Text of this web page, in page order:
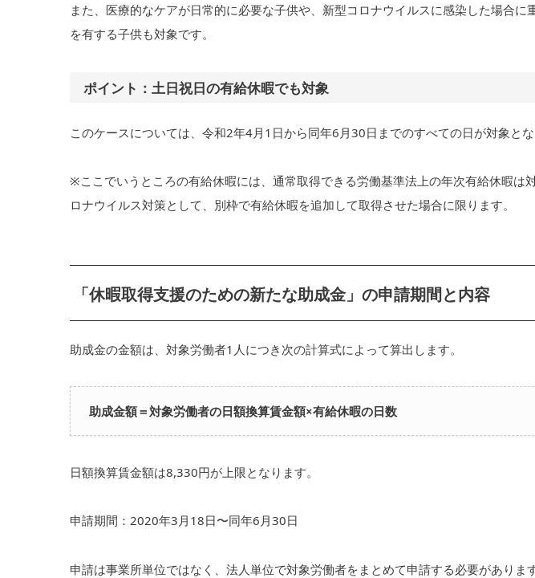
また、医療的なケアが日常的に必要な子供や、新型コロナウイルスに感染した場合に
を有する子供も対象です。
ポイント：土日祝日の有給休暇でも対象
このケースについては、令和2年4月1日から同年6月30日までのすべての日が対象とな
※ここでいうところの有給休暇には、通常取得できる労働基準法上の年次有給休暇は
ロナウイルス対策として、別枠で有給休暇を追加して取得させた場合に限ります。
「休暇取得支援のための新たな助成金」の申請期間と内容
助成金の金額は、対象労働者1人につき次の計算式によって算出します。
助成金額＝対象労働者の日額換算賃金額×有給休暇の日数
日額換算賃金額は8,330円が上限となります。
申請期間：2020年3月18日〜同年6月30日
申請は事業所単位ではなく、法人単位で対象労働者をまとめて申請する必要があります